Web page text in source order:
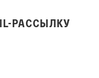
РАССЫЛКУ